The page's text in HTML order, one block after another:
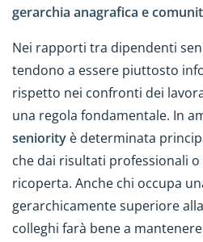
gerarchia anagrafica e
Nei rapporti tra dipendenti
tendono a essere piuttosto
rispetto nei confronti dei
una regola fondamentale. In
seniority è determinata
che dai risultati professionali
ricoperta. Anche chi occupa
gerarchicamente superiore
colleghi farà bene a